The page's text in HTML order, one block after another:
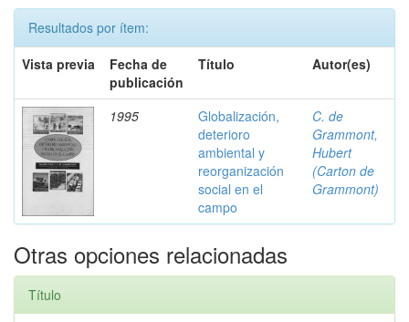
Resultados por ítem:
Vista previa
Fecha de
publicación
Título Autor(es)
1995
Globalización,
deterioro
ambiental y
reorganización
social en el
campo
C. de
Grammont,
Hubert
(Carton de
Grammont)
Otras opciones relacionadas
Título